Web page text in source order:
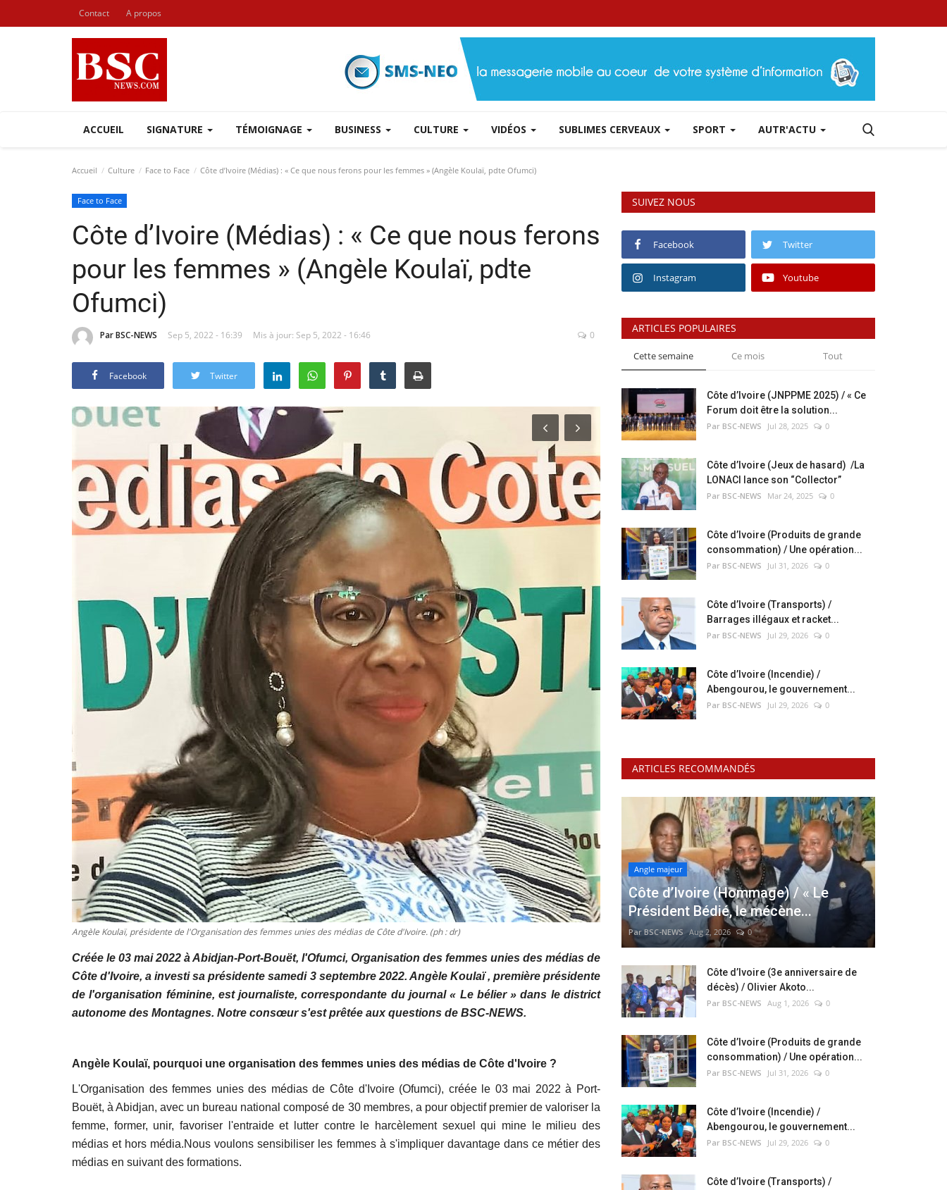
Contact A propos
ACCUEIL SIGNATURE TÉMOIGNAGE BUSINESS CULTURE VIDÉOS SUBLIMES CERVEAUX SPORT AUTR'ACTU
Accueil Culture Face to Face Côte d’Ivoire (Médias) : « Ce que nous ferons pour les femmes » (Angèle Koulaï, pdte Ofumci)
Face to Face
Côte d’Ivoire (Médias) : « Ce que nous ferons
pour les femmes » (Angèle Koulaï, pdte
Ofumci)
Par BSC-NEWS Sep 5, 2022 - 16:39 Mis à jour: Sep 5, 2022 - 16:46 0
Facebook Twitter
Angèle Koulaï, présidente de l'Organisation des femmes unies des médias de Côte d'Ivoire. (ph : dr)
Créée le 03 mai 2022 à Abidjan-Port-Bouët, l'Ofumci, Organisation des femmes unies des médias de
Côte d'Ivoire, a investi sa présidente samedi 3 septembre 2022. Angèle Koulaï , première présidente
de l'organisation féminine, est journaliste, correspondante du journal « Le bélier » dans le district
autonome des Montagnes. Notre consœur s'est prêtée aux questions de BSC-NEWS.
Angèle Koulaï, pourquoi une organisation des femmes unies des médias de Côte d'Ivoire ?
L'Organisation des femmes unies des médias de Côte d'Ivoire (Ofumci), créée le 03 mai 2022 à Port-
Bouët, à Abidjan, avec un bureau national composé de 30 membres, a pour objectif premier de valoriser la
femme, former, unir, favoriser l'entraide et lutter contre le harcèlement sexuel qui mine le milieu des
médias et hors média.Nous voulons sensibiliser les femmes à s'impliquer davantage dans ce métier des
médias en suivant des formations.
SUIVEZ NOUS
Facebook Twitter
Instagram Youtube
ARTICLES POPULAIRES
Cette semaine Ce mois Tout
Côte d’Ivoire (JNPPME 2025) / « Ce
Forum doit être la solution...
Par BSC-NEWS Jul 28, 2025 0
Côte d’Ivoire (Jeux de hasard) /La
LONACI lance son “Collector”
Par BSC-NEWS Mar 24, 2025 0
Côte d’Ivoire (Produits de grande
consommation) / Une opération...
Par BSC-NEWS Jul 31, 2026 0
Côte d’Ivoire (Transports) /
Barrages illégaux et racket...
Par BSC-NEWS Jul 29, 2026 0
Côte d’Ivoire (Incendie) /
Abengourou, le gouvernement...
Par BSC-NEWS Jul 29, 2026 0
ARTICLES RECOMMANDÉS
Angle majeur
Côte d’Ivoire (Hommage) / « Le
Président Bédié, le mécène...
Par BSC-NEWS Aug 2, 2026 0
Côte d’Ivoire (3e anniversaire de
décès) / Olivier Akoto...
Par BSC-NEWS Aug 1, 2026 0
Côte d’Ivoire (Produits de grande
consommation) / Une opération...
Par BSC-NEWS Jul 31, 2026 0
Côte d’Ivoire (Incendie) /
Abengourou, le gouvernement...
Par BSC-NEWS Jul 29, 2026 0
Côte d’Ivoire (Transports) /